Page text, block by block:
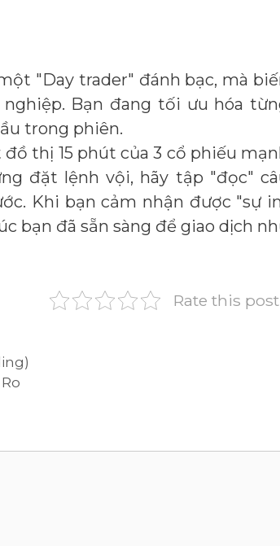
"Day trader" đánh bạc, mà
nghiệp. Bạn đang tối ưu hóa
trong phiên.
thị 15 phút của 3 cổ phiếu
đặt lệnh vội, hãy tập "đọc"
Khi bạn cảm nhận được "sự
bạn đã sẵn sàng để giao dịch
Rate this post